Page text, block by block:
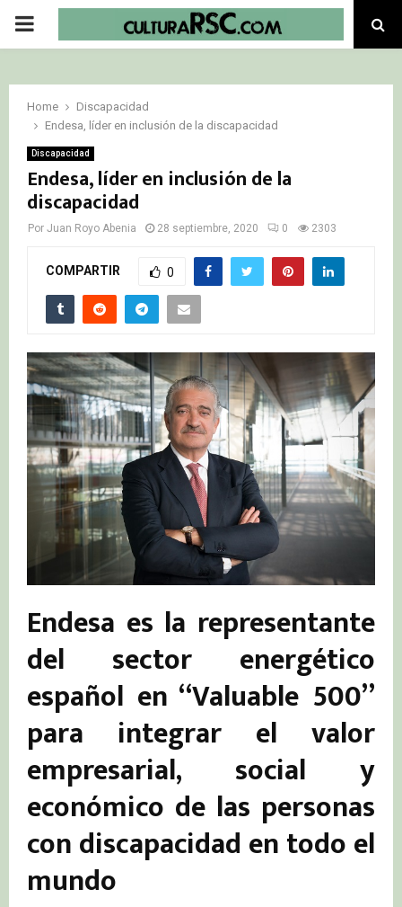
PRIMARY
Home
Discapacidad
Endesa, líder en inclusión de la discapacidad
Discapacidad
Endesa, líder en inclusión de la
discapacidad
Por Juan Royo Abenia 28 septiembre, 2020 0 2303
COMPARTIR 0
Endesa es la representante
del sector energético
español en “Valuable 500”
para integrar el valor
empresarial, social y
económico de las personas
con discapacidad en todo el
mundo